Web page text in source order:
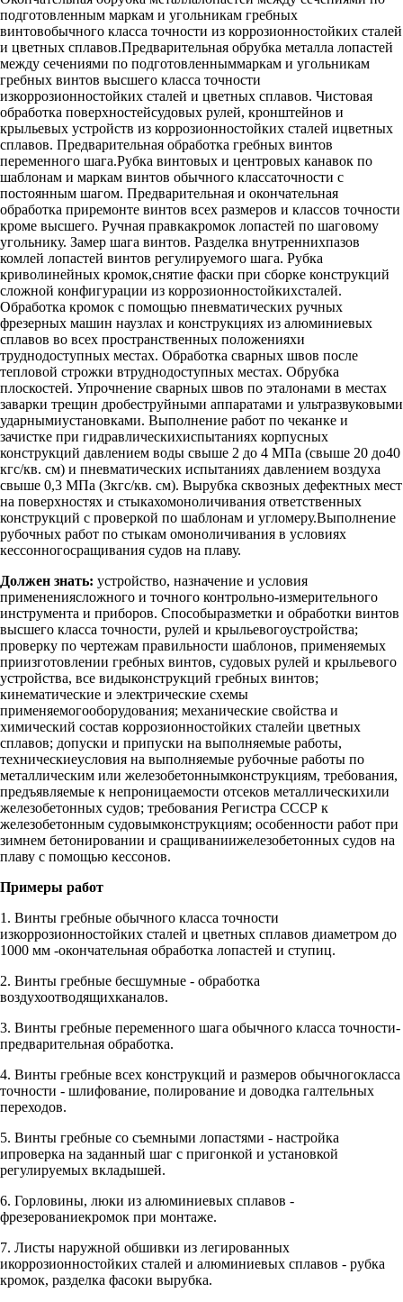
подготовленным маркам и угольникам гребных
винтовобычного класса точности из коррозионностойких сталей
и цветных сплавов.Предварительная обрубка металла лопастей
между сечениями по подготовленныммаркам и угольникам
гребных винтов высшего класса точности
изкоррозионностойких сталей и цветных сплавов. Чистовая
обработка поверхностейсудовых рулей, кронштейнов и
крыльевых устройств из коррозионностойких сталей ицветных
сплавов. Предварительная обработка гребных винтов
переменного шага.Рубка винтовых и центровых канавок по
шаблонам и маркам винтов обычного классаточности с
постоянным шагом. Предварительная и окончательная
обработка приремонте винтов всех размеров и классов точности
кроме высшего. Ручная правкакромок лопастей по шаговому
угольнику. Замер шага винтов. Разделка внутреннихпазов
комлей лопастей винтов регулируемого шага. Рубка
криволинейных кромок,снятие фаски при сборке конструкций
сложной конфигурации из коррозионностойкихсталей.
Обработка кромок с помощью пневматических ручных
фрезерных машин наузлах и конструкциях из алюминиевых
сплавов во всех пространственных положенияхи
труднодоступных местах. Обработка сварных швов после
тепловой строжки втруднодоступных местах. Обрубка
плоскостей. Упрочнение сварных швов по эталонами в местах
заварки трещин дробеструйными аппаратами и ультразвуковыми
ударнымиустановками. Выполнение работ по чеканке и
зачистке при гидравлическихиспытаниях корпусных
конструкций давлением воды свыше 2 до 4 МПа (свыше 20 до40
кгс/кв. см) и пневматических испытаниях давлением воздуха
свыше 0,3 МПа (3кгс/кв. см). Вырубка сквозных дефектных мест
на поверхностях и стыкахомоноличивания ответственных
конструкций с проверкой по шаблонам и угломеру.Выполнение
рубочных работ по стыкам омоноличивания в условиях
кессонногосращивания судов на плаву.
Должен знать: устройство, назначение и условия
применениясложного и точного контрольно-измерительного
инструмента и приборов. Способыразметки и обработки винтов
высшего класса точности, рулей и крыльевогоустройства;
проверку по чертежам правильности шаблонов, применяемых
приизготовлении гребных винтов, судовых рулей и крыльевого
устройства, все видыконструкций гребных винтов;
кинематические и электрические схемы
применяемогооборудования; механические свойства и
химический состав коррозионностойких сталейи цветных
сплавов; допуски и припуски на выполняемые работы,
техническиеусловия на выполняемые рубочные работы по
металлическим или железобетоннымконструкциям, требования,
предъявляемые к непроницаемости отсеков металлическихили
железобетонных судов; требования Регистра СССР к
железобетонным судовымконструкциям; особенности работ при
зимнем бетонировании и сращиваниижелезобетонных судов на
плаву с помощью кессонов.
Примеры работ
1. Винты гребные обычного класса точности
изкоррозионностойких сталей и цветных сплавов диаметром до
1000 мм -окончательная обработка лопастей и ступиц.
2. Винты гребные бесшумные - обработка
воздухоотводящихканалов.
3. Винты гребные переменного шага обычного класса точности-
предварительная обработка.
4. Винты гребные всех конструкций и размеров обычногокласса
точности - шлифование, полирование и доводка галтельных
переходов.
5. Винты гребные со съемными лопастями - настройка
ипроверка на заданный шаг с пригонкой и установкой
регулируемых вкладышей.
6. Горловины, люки из алюминиевых сплавов -
фрезерованиекромок при монтаже.
7. Листы наружной обшивки из легированных
икоррозионностойких сталей и алюминиевых сплавов - рубка
кромок, разделка фасоки вырубка.